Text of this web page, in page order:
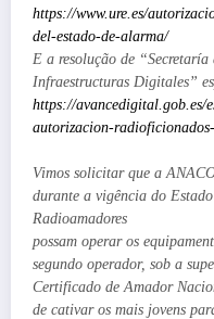
https://www.ure.es/
del-estado-de-alarma/
E a resolução de
Infraestructuras Digitales”
https://avancedigital.gob.es/
autorizacion-
Vimos solicitar que a
durante a vigência do
Radioamadores
possam operar os
segundo operador, sob a
Certificado de Amador
de cativar os mais jovens